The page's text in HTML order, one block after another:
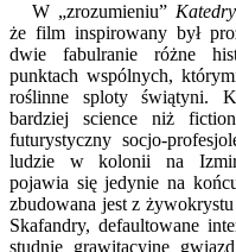
W „zrozumieniu” Katedry
że film inspirowany był
dwie fabulranie różne
punktach wspólnych,
roślinne sploty świątyni.
bardziej science niż
futurystyczny socjo-
ludzie w kolonii na
pojawia się jedynie na
zbudowana jest z
Skafandry, defaultowane
studnie grawitacyjne